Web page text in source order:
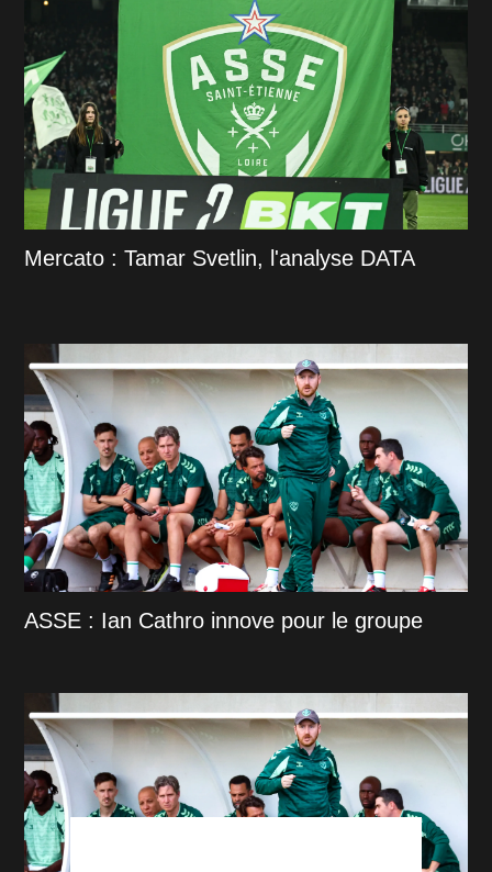
Mercato : Tamar Svetlin, l'analyse DATA
ASSE : Ian Cathro innove pour le groupe